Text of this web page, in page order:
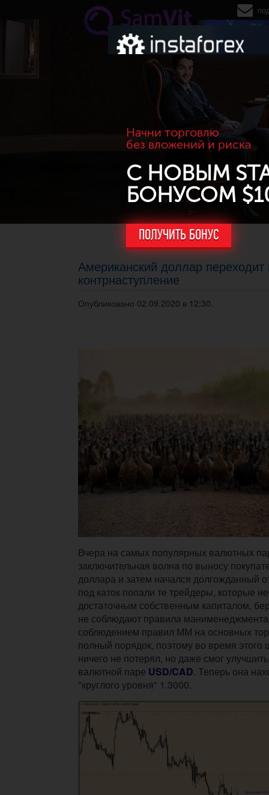
Перейти к основному содержанию
Начни торговлю
без вложений и риска
С НОВЫМ
БОНУСОМ
ПОЛУЧИТЬ БОНУС
Американский доллар переходит
контрнаступление
Опубликовано 02.09.2020 в 12:30.
Вчера на самых популярных валютных
заключительная волна по выносу
доллара и затем начался долгожданный
под каток попали те трейдеры, которые
достаточным собственным капиталом,
не соблюдают правила
соблюдением правил ММ на основных
полный порядок, поэтому во время этого
ничего не потерял, но даже смог
валютной паре USD/CAD. Теперь она
"круглого уровня" 1.3000.